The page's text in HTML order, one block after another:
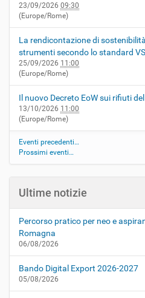
23/09/2026 09:30
(Europe/Rome)
La rendicontazione di
strumenti secondo lo standard
25/09/2026 11:00
(Europe/Rome)
Il nuovo Decreto EoW sui rifiuti
13/10/2026 11:00
(Europe/Rome)
Eventi precedenti…
Prossimi eventi…
Ultime notizie
Percorso pratico per neo e
Romagna
06/08/2026
Bando Digital Export 2026-2027
05/08/2026